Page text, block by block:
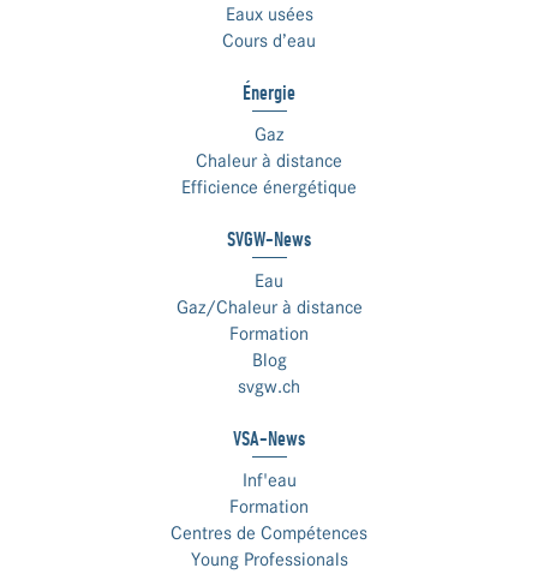
Eaux usées
Cours d’eau
Énergie
Gaz
Chaleur à distance
Efficience énergétique
SVGW-News
Eau
Gaz/Chaleur à distance
Formation
Blog
svgw.ch
VSA-News
Inf'eau
Formation
Centres de Compétences
Young Professionals